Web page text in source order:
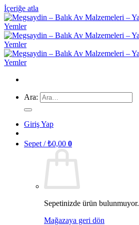
İçeriğe atla
Ara:
Giriş Yap
Sepet /₺0,00 0
Sepetinizde ürün bulunmuyor.
Mağazaya geri dön